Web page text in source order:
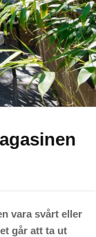
vara svårt eller
går att ta ut